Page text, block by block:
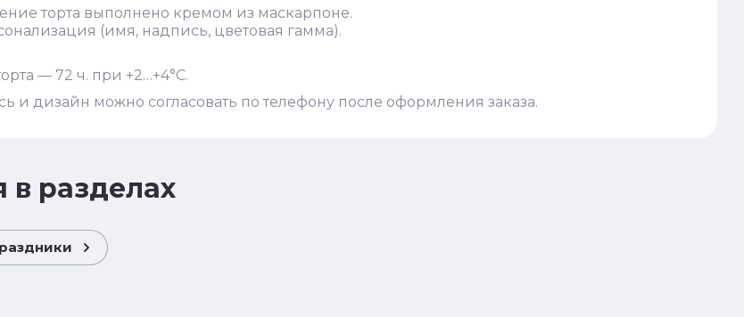
торта выполнено кремом из маскарпоне.
(имя, надпись, цветовая гамма).
— 72 ч. при +2…+4°C.
и дизайн можно согласовать по телефону после оформления заказа.
в разделах